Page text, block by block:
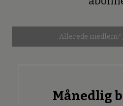
Allerede medlem?
Månedlig